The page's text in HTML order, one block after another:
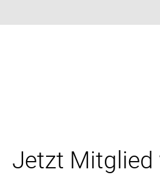
Jetzt Mitglied